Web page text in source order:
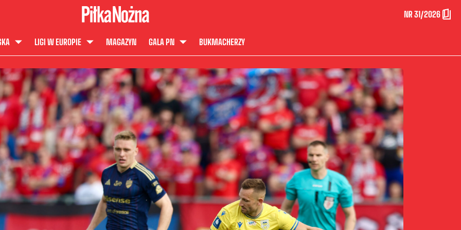
NR 31/2026
LIGI W EUROPIE MAGAZYN GALA PN BUKMACHERZY